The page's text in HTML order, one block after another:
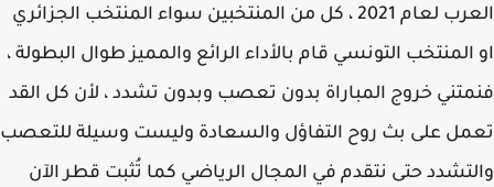
العرب لعام 2021 ، كل من المنتخبين سواء المنتخب الجزائري
التونسي قام بالأداء الرائع والمميز طوال البطولة ،
خروج المباراة بدون تعصب وبدون تشدد ، لأن كل القد
على بث روح التفاؤل والسعادة وليست وسيلة للتعصب
حتى نتقدم في المجال الرياضي كما تُثبت قطر الآن